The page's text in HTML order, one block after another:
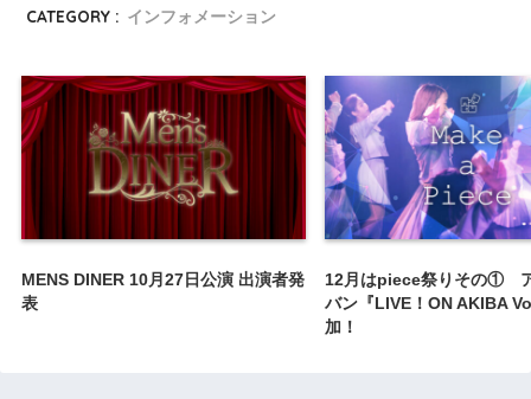
CATEGORY : インフォメーション
MENS DINER 10月27日公演 出演者発
表
12月はpiece祭りその①
バン『LIVE！ON AKIBA
加！